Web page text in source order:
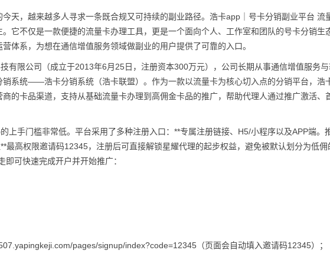
天，越来越多人寻求一条既合规又可持续的副业路径。浩卡app｜号卡分销副业平台 流
它不仅是一款便捷的流量卡办理工具，更是一个面向个人、工作室和团队的号卡分销生
体系，为想在通信增值服务领域做副业的用户提供了可靠的入口。
有限公司（成立于2013年6月25日，注册资本300万元），公司长期从事通信增值服务
销系统——浩卡分销系统（浩卡联盟）。作为一款以流量卡为核心切入点的分销平台，浩
的卡品渠道，支持从基础流量卡办理到高佣金卡品的推广，帮助代理人通过推广激活、
上手门槛非常低。平台采用了多种注册入口：**专属注册链接、H5/小程序以及APP端。
最高权限邀请码12345，注册后可直接解锁星耀代理的起步权益，避免被默认划分为低佣
可快速完成开户并开始推广：
pages/signup/index?code=12345（页面会自动填入邀请码12345）；